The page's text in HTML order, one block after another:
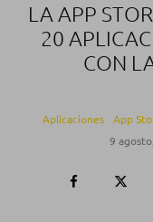
LA APP
20
CON
Aplicaciones
App
9